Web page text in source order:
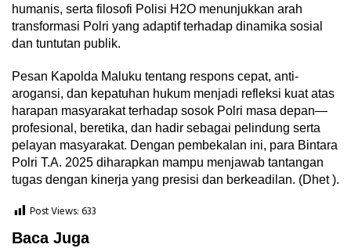
humanis, serta filosofi Polisi H2O menunjukkan arah
transformasi Polri yang adaptif terhadap dinamika sosial
dan tuntutan publik.
Pesan Kapolda Maluku tentang respons cepat, anti-
arogansi, dan kepatuhan hukum menjadi refleksi kuat atas
harapan masyarakat terhadap sosok Polri masa depan—
profesional, beretika, dan hadir sebagai pelindung serta
pelayan masyarakat. Dengan pembekalan ini, para Bintara
Polri T.A. 2025 diharapkan mampu menjawab tantangan
tugas dengan kinerja yang presisi dan berkeadilan. (Dhet ).
Post Views:633
Baca Juga